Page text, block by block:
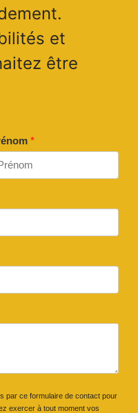
et
être
*
par ce formulaire de contact pour
exercer à tout moment vos